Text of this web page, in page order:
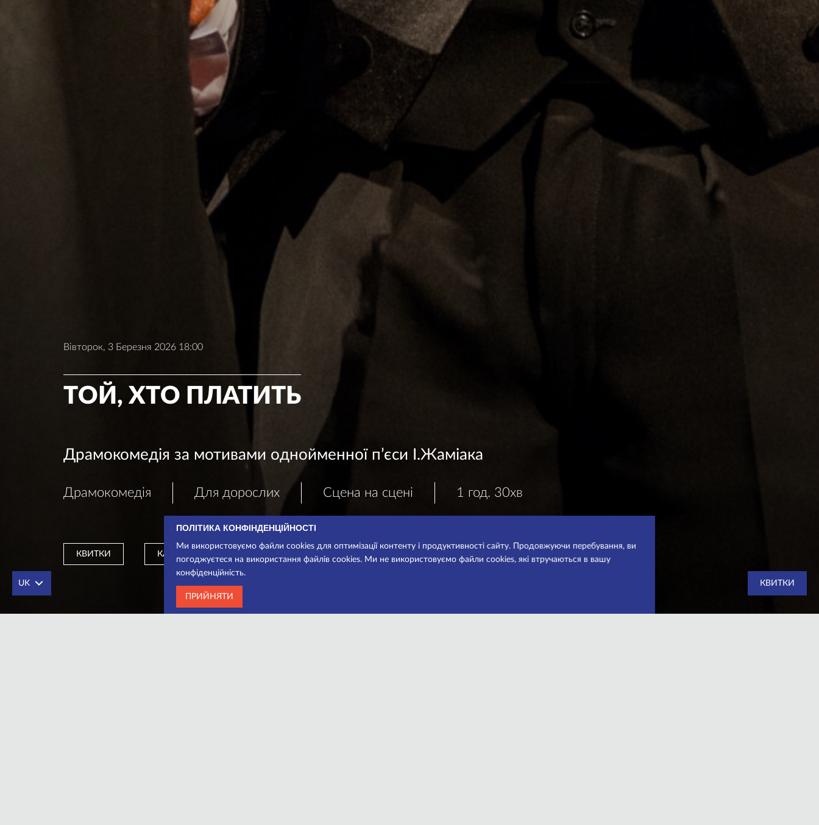
Вівторок, 3 Березня 2026 18:00
ТОЙ, ХТО ПЛАТИТЬ
Драмокомедія за мотивами однойменної п’єси І.Жаміака
Драмокомедія Для дорослих Сцена на сцені 1 год. 30хв
КВИТКИ КАСА
КВИТКИ
ПОЛІТИКА КОНФІНДЕНЦІЙНОСТІ
Ми використовуємо файли cookies для оптимізації контенту і продуктивності сайту. Продовжуючи перебування, ви
погоджуєтеся на використання файлів cookies. Ми не використовуємо файли cookies, які втручаються в вашу
конфіденційність.
ПРИЙНЯТИ
UK